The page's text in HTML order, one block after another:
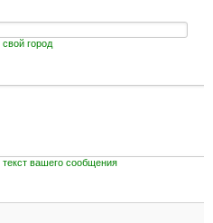
город
текст вашего сообщения